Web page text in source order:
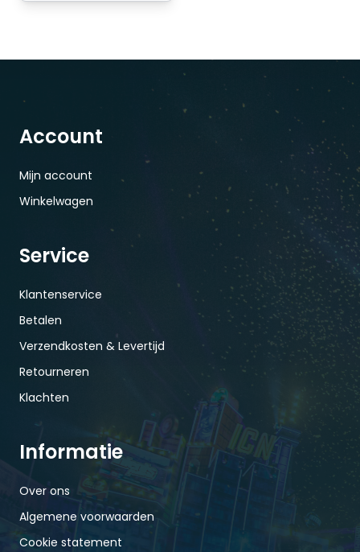
Account
Mijn account
Winkelwagen
Service
Klantenservice
Betalen
Verzendkosten & Levertijd
Retourneren
Klachten
Informatie
Over ons
Algemene voorwaarden
Cookie statement